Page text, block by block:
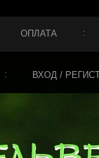
ОПЛАТА
ВХОД /